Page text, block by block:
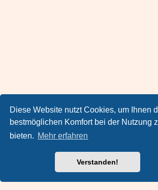
Diese Website nutzt Cookies, um Ihnen
bestmöglichen Komfort bei der Nutzung
bieten. Mehr erfahren
Verstanden!